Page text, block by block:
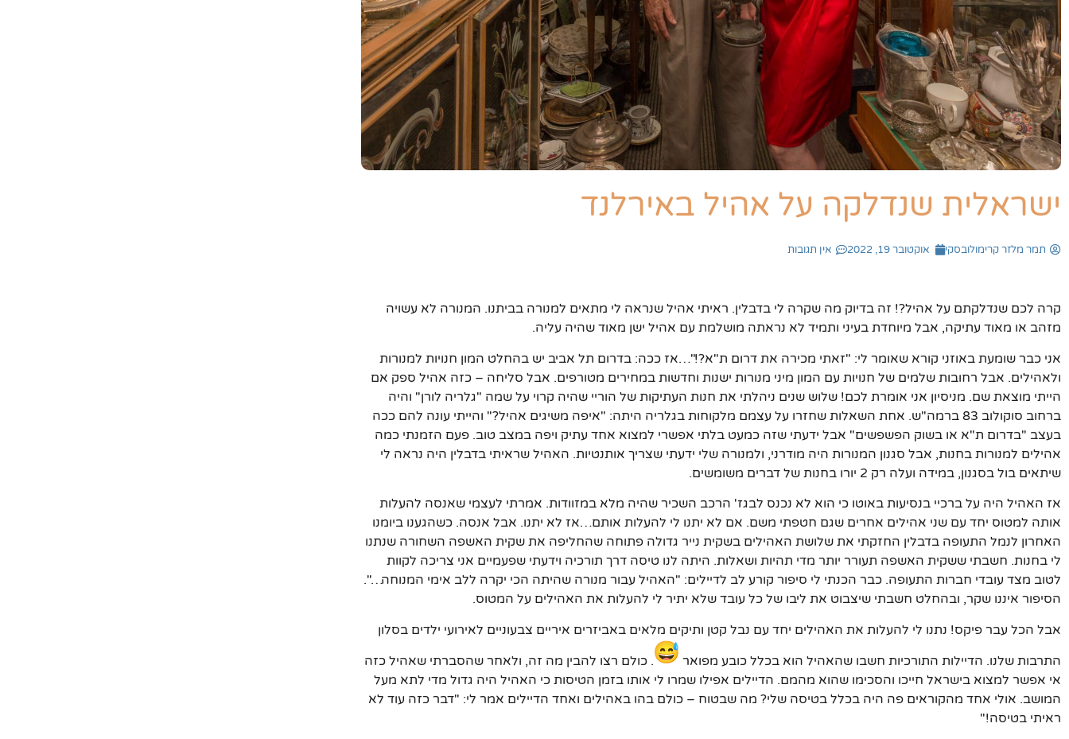
ישראלית שנדלקה על אהיל באירלנד
תמר מלזר קרימולובסקי אוקטובר 19, 2022 אין תגובות
קרה לכם שנדלקתם על אהיל?! זה בדיוק מה שקרה לי בדבלין. ראיתי אהיל שנראה לי מתאים למנורה בביתנו. המנורה לא עשויה
מזהב או מאוד עתיקה, אבל מיוחדת בעיני ותמיד לא נראתה מושלמת עם אהיל ישן מאוד שהיה עליה.
אני כבר שומעת באוזני קורא שאומר לי: "זאתי מכירה את דרום ת"א?!"…אז ככה: בדרום תל אביב יש בהחלט המון חנויות למנורות
ולאהילים. אבל רחובות שלמים של חנויות עם המון מיני מנורות ישנות וחדשות במחירים מטורפים. אבל סליחה – כזה אהיל ספק אם
הייתי מוצאת שם. מניסיון אני אומרת לכם! שלוש שנים ניהלתי את חנות העתיקות של הוריי שהיה קרוי על שמה "גלריה לורן" והיה
ברחוב סוקולוב 83 ברמה"ש. אחת השאלות שחזרו על עצמם מלקוחות בגלריה היתה: "איפה משיגים אהיל?" והייתי עונה להם ככה
בעצב "בדרום ת"א או בשוק הפשפשים" אבל ידעתי שזה כמעט בלתי אפשרי למצוא אחד עתיק ויפה במצב טוב. פעם הזמנתי כמה
אהילים למנורות בחנות, אבל סגנון המנורות היה מודרני, ולמנורה שלי ידעתי שצריך אותנטיות. האהיל שראיתי בדבלין היה נראה לי
שיתאים בול בסגנון, במידה ועלה רק 2 יורו בחנות של דברים משומשים.
אז האהיל היה על ברכיי בנסיעות באוטו כי הוא לא נכנס לבגז' הרכב השכיר שהיה מלא במזוודות. אמרתי לעצמי שאנסה להעלות
אותה למטוס יחד עם שני אהילים אחרים שגם חטפתי משם. אם לא יתנו לי להעלות אותם…אז לא יתנו. אבל אנסה. כשהגענו ביומנו
האחרון לנמל התעופה בדבלין החזקתי את שלושת האהילים בשקית נייר גדולה פתוחה שהחליפה את שקית האשפה השחורה שנתנו
לי בחנות. חשבתי ששקית האשפה תעורר יותר מדי תהיות ושאלות. היתה לנו טיסה דרך תורכיה וידעתי שפעמיים אני צריכה לקוות
לטוב מצד עובדי חברות התעופה. כבר הכנתי לי סיפור קורע לב לדיילים: "האהיל עבור מנורה שהיתה הכי יקרה ללב אימי המנוחה…".
הסיפור איננו שקר, ובהחלט חשבתי שיצבוט את ליבו של כל עובד שלא יתיר לי להעלות את האהילים על המטוס.
אבל הכל עבר פיקס! נתנו לי להעלות את האהילים יחד עם נבל קטן ותיקים מלאים באביזרים איריים צבעוניים לאירועי ילדים בסלון
התרבות שלנו. הדיילות התורכיות חשבו שהאהיל הוא בכלל כובע מפואר
. כולם רצו להבין מה זה, ולאחר שהסברתי שאהיל כזה
אי אפשר למצוא בישראל חייכו והסכימו שהוא מהמם. הדיילים אפילו שמרו לי אותו בזמן הטיסות כי האהיל היה גדול מדי לתא מעל
המושב. אולי אחד מהקוראים פה היה בכלל בטיסה שלי? מה שבטוח – כולם בהו באהילים ואחד הדיילים אמר לי: "דבר כזה עוד לא
ראיתי בטיסה!"